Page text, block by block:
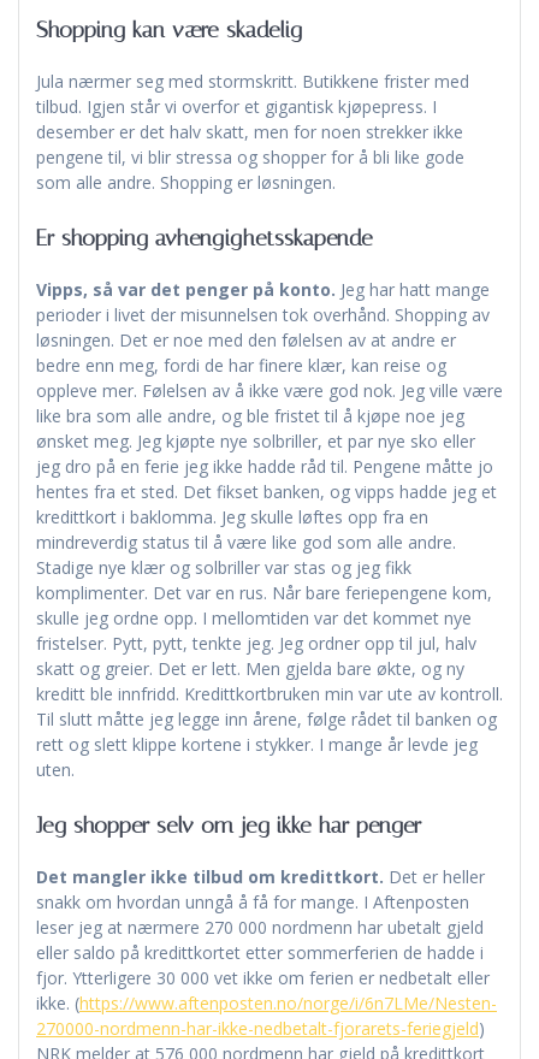
Shopping kan være skadelig
Jula nærmer seg med stormskritt. Butikkene frister med
tilbud. Igjen står vi overfor et gigantisk kjøpepress. I
desember er det halv skatt, men for noen strekker ikke
pengene til, vi blir stressa og shopper for å bli like gode
som alle andre. Shopping er løsningen.
Er shopping avhengighetsskapende
Vipps, så var det penger på konto. Jeg har hatt mange
perioder i livet der misunnelsen tok overhånd. Shopping av
løsningen. Det er noe med den følelsen av at andre er
bedre enn meg, fordi de har finere klær, kan reise og
oppleve mer. Følelsen av å ikke være god nok. Jeg ville være
like bra som alle andre, og ble fristet til å kjøpe noe jeg
ønsket meg. Jeg kjøpte nye solbriller, et par nye sko eller
jeg dro på en ferie jeg ikke hadde råd til. Pengene måtte jo
hentes fra et sted. Det fikset banken, og vipps hadde jeg et
kredittkort i baklomma. Jeg skulle løftes opp fra en
mindreverdig status til å være like god som alle andre.
Stadige nye klær og solbriller var stas og jeg fikk
komplimenter. Det var en rus. Når bare feriepengene kom,
skulle jeg ordne opp. I mellomtiden var det kommet nye
fristelser. Pytt, pytt, tenkte jeg. Jeg ordner opp til jul, halv
skatt og greier. Det er lett. Men gjelda bare økte, og ny
kreditt ble innfridd. Kredittkortbruken min var ute av kontroll.
Til slutt måtte jeg legge inn årene, følge rådet til banken og
rett og slett klippe kortene i stykker. I mange år levde jeg
uten.
Jeg shopper selv om jeg ikke har penger
Det mangler ikke tilbud om kredittkort. Det er heller
snakk om hvordan unngå å få for mange. I Aftenposten
leser jeg at nærmere 270 000 nordmenn har ubetalt gjeld
eller saldo på kredittkortet etter sommerferien de hadde i
fjor. Ytterligere 30 000 vet ikke om ferien er nedbetalt eller
ikke. (https://www.aftenposten.no/norge/i/6n7LMe/Nesten-
270000-nordmenn-har-ikke-nedbetalt-fjorarets-feriegjeld)
NRK melder at 576 000 nordmenn har gjeld på kredittkort